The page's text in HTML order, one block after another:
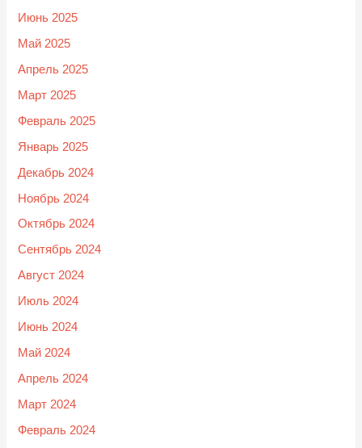
Июнь 2025
Май 2025
Апрель 2025
Март 2025
Февраль 2025
Январь 2025
Декабрь 2024
Ноябрь 2024
Октябрь 2024
Сентябрь 2024
Август 2024
Июль 2024
Июнь 2024
Май 2024
Апрель 2024
Март 2024
Февраль 2024